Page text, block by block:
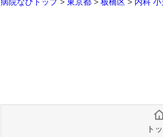
病院なびトップ> 東京都 > 板橋区 > 内科 小
ト